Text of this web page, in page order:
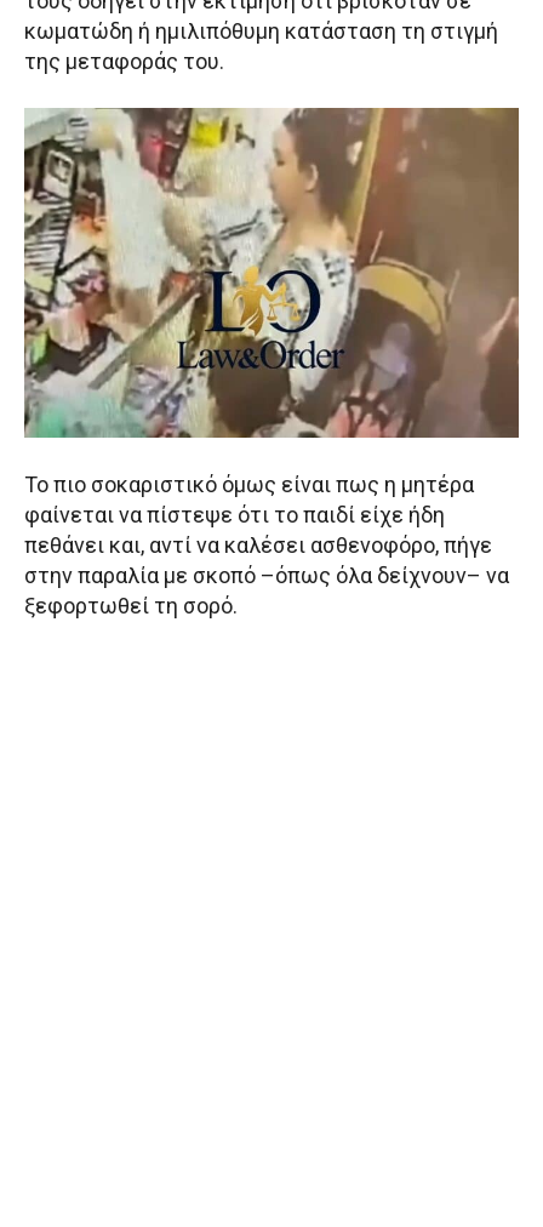
κωματώδη ή ημιλιπόθυμη κατάσταση τη στιγμή
της μεταφοράς του.
Το πιο σοκαριστικό όμως είναι πως η μητέρα
φαίνεται να πίστεψε ότι το παιδί είχε ήδη
πεθάνει και, αντί να καλέσει ασθενοφόρο, πήγε
στην παραλία με σκοπό –όπως όλα δείχνουν– να
ξεφορτωθεί τη σορό.